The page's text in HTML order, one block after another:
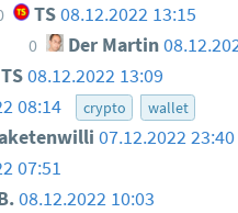
TS08.12.2022 13:15
0 Der Martin
08.12.2022 13:09
08:14 crypto wallet
07.12.2022 23:40
07:51
08.12.2022 10:03